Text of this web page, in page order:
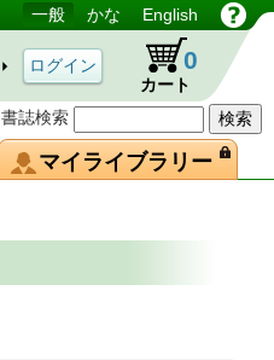
書誌検索
一般 かな English
カート
0
マイライブラリー